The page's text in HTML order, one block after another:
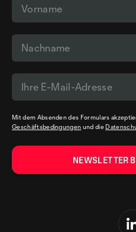
Mit dem Absenden des Formulars
Geschäftsbedingungen und die